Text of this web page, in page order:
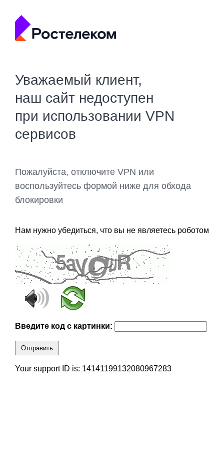
Уважаемый клиент,
наш сайт недоступен
при использовании VPN
сервисов
Пожалуйста, отключите VPN или
воспользуйтесь формой ниже для обхода
блокировки
Нам нужно убедиться, что вы не являетесь роботом
Введите код с картинки:
Отправить
Your support ID is: 14141199132080967283